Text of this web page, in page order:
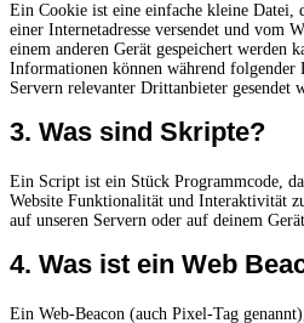
Ein Cookie ist eine einfache kleine Datei,
einer Internetadresse versendet und vom
einem anderen Gerät gespeichert werden
Informationen können während folgender
Servern relevanter Drittanbieter gesendet
3. Was sind Skripte?
Ein Script ist ein Stück Programmcode,
Website Funktionalität und Interaktivität
auf unseren Servern oder auf deinem
4. Was ist ein Web
Ein Web-Beacon (auch Pixel-Tag